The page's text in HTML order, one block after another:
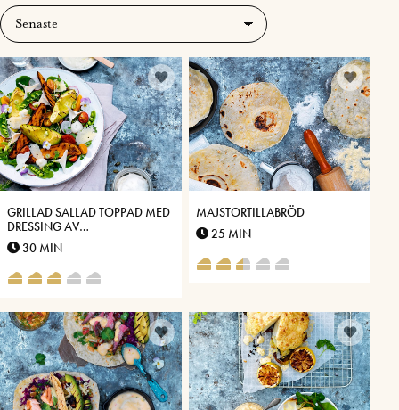
GRILLAD SALLAD TOPPAD MED
DRESSING AV
VÄSTERBOTTENSOST®
30 MIN
MAJSTORTILLABRÖD
25 MIN